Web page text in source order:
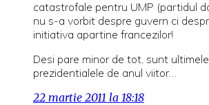
catastrofale pentru UMP (partidul
nu s-a vorbit despre guvern ci
initiativa apartine francezilor!
Desi pare minor de tot, sunt
prezidentialele de anul viitor…
22 martie 2011 la 18:18